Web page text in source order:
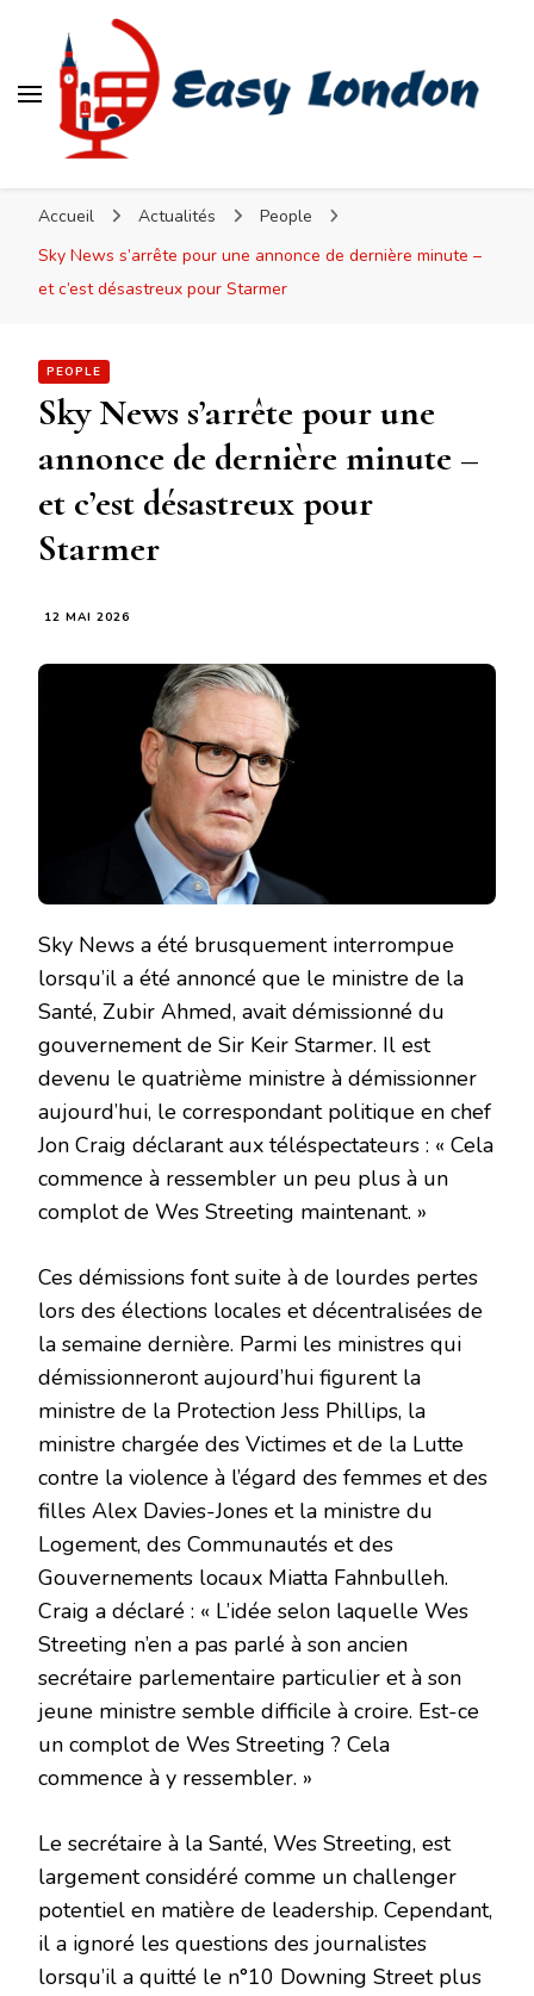
Accueil Actualités
People
Sky News s’arrête pour une annonce de dernière minute –
et c’est désastreux pour Starmer
PEOPLE
Sky News s’arrête pour une
annonce de dernière minute –
et c’est désastreux pour
Starmer
12 MAI 2026
Sky News a été brusquement interrompue
lorsqu’il a été annoncé que le ministre de la
Santé, Zubir Ahmed, avait démissionné du
gouvernement de Sir Keir Starmer. Il est
devenu le quatrième ministre à démissionner
aujourd’hui, le correspondant politique en chef
Jon Craig déclarant aux téléspectateurs : « Cela
commence à ressembler un peu plus à un
complot de Wes Streeting maintenant. »
Ces démissions font suite à de lourdes pertes
lors des élections locales et décentralisées de
la semaine dernière. Parmi les ministres qui
démissionneront aujourd’hui figurent la
ministre de la Protection Jess Phillips, la
ministre chargée des Victimes et de la Lutte
contre la violence à l’égard des femmes et des
filles Alex Davies-Jones et la ministre du
Logement, des Communautés et des
Gouvernements locaux Miatta Fahnbulleh.
Craig a déclaré : « L’idée selon laquelle Wes
Streeting n’en a pas parlé à son ancien
secrétaire parlementaire particulier et à son
jeune ministre semble difficile à croire. Est-ce
un complot de Wes Streeting ? Cela
commence à y ressembler. »
Le secrétaire à la Santé, Wes Streeting, est
largement considéré comme un challenger
potentiel en matière de leadership. Cependant,
il a ignoré les questions des journalistes
lorsqu’il a quitté le n°10 Downing Street plus